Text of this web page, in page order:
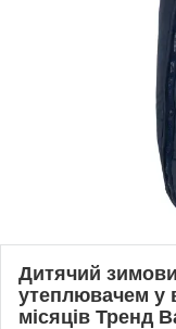
Дитячий
утеплювачем у
місяців Тренд